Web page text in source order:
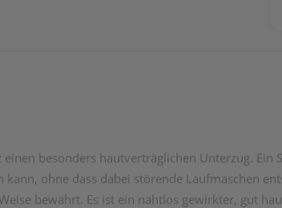
besonders hautverträglichen Unterzug.
ohne dass dabei störende Laufmaschen
bewährt. Es ist ein nahtlos gewirkter, gut